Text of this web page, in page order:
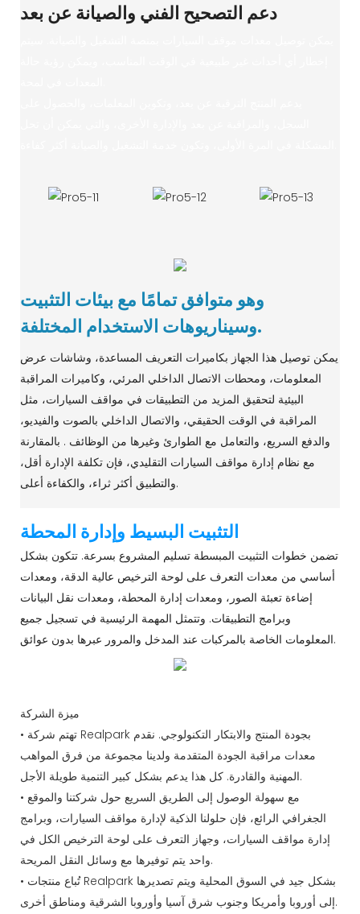
دعم التصحيح الفني والصيانة عن بعد
وهو متوافق تمامًا مع بيئات التثبيت
وسيناريوهات الاستخدام المختلفة.
يمكن توصيل هذا الجهاز بكاميرات التعريف المساعدة، وشاشات عرض
المعلومات، ومحطات الاتصال الداخلي المرئي، وكاميرات المراقبة
البيئية لتحقيق المزيد من التطبيقات في مواقف السيارات، مثل
المراقبة في الوقت الحقيقي، والاتصال الداخلي بالصوت والفيديو،
والدفع السريع، والتعامل مع الطوارئ وغيرها من الوظائف . بالمقارنة
مع نظام إدارة مواقف السيارات التقليدي، فإن تكلفة الإدارة أقل،
والتطبيق أكثر ثراء، والكفاءة أعلى.
التثبيت البسيط وإدارة المحطة
تضمن خطوات التثبيت المبسطة تسليم المشروع بسرعة. تتكون بشكل
أساسي من معدات التعرف على لوحة الترخيص عالية الدقة، ومعدات
إضاءة تعبئة الصور، ومعدات إدارة المحطة، ومعدات نقل البيانات
وبرامج التطبيقات. وتتمثل المهمة الرئيسية في تسجيل جميع
المعلومات الخاصة بالمركبات عند المدخل والمرور عبرها بدون عوائق.
ميزة الشركة
• تهتم شركة Realpark بجودة المنتج والابتكار التكنولوجي. نقدم
معدات مراقبة الجودة المتقدمة ولدينا مجموعة من فرق المواهب
المهنية والقادرة. كل هذا يدعم بشكل كبير التنمية طويلة الأجل.
• مع سهولة الوصول إلى الطريق السريع حول شركتنا والموقع
الجغرافي الرائع، فإن حلولنا الذكية لإدارة مواقف السيارات، وبرامج
إدارة مواقف السيارات، وجهاز التعرف على لوحة الترخيص الكل في
واحد يتم توفيرها مع وسائل النقل المريحة.
• تُباع منتجات Realpark بشكل جيد في السوق المحلية ويتم تصديرها
إلى أوروبا وأمريكا وجنوب شرق آسيا وأوروبا الشرقية ومناطق أخرى.